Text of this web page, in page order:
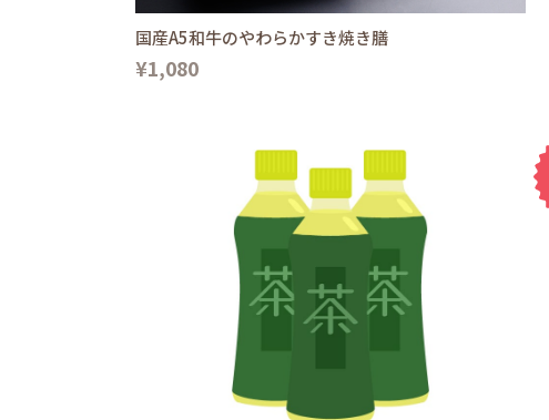
国産A5和牛のやわらかすき焼き膳
¥1,080